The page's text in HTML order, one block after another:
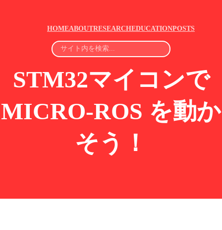
HOMEABOUTRESEARCHEDUCATIONPOSTS
STM32マイコンで
MICRO-ROS を動か
そう！